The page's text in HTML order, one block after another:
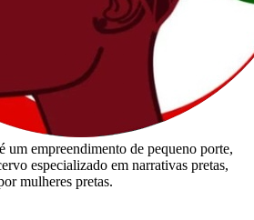
empreendimento de pequeno porte,
especializado em narrativas pretas,
mulheres pretas.